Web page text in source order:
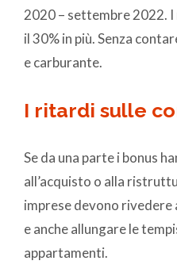
2020 – settembre 2022.
il 30% in più. Senza
e carburante.
I ritardi sulle
Se da una parte i bonus
all’acquisto o alla
imprese devono
e anche allungare le
appartamenti.